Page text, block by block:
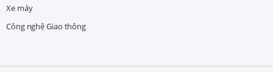
Xe máy
Công nghệ Giao thông